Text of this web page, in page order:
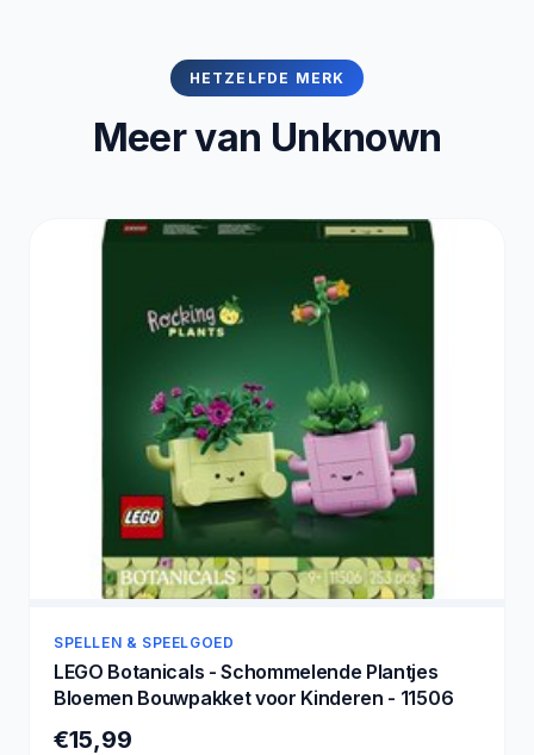
HETZELFDE MERK
Meer van Unknown
SPELLEN & SPEELGOED
LEGO Botanicals - Schommelende Plantjes
Bloemen Bouwpakket voor Kinderen - 11506
€15,99